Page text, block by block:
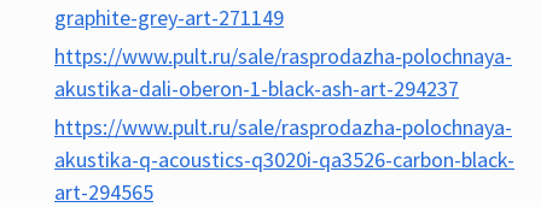
graphite-grey-art-271149
https://www.pult.ru/sale/rasprodazha-polochnaya-
akustika-dali-oberon-1-black-ash-art-294237
https://www.pult.ru/sale/rasprodazha-polochnaya-
akustika-q-acoustics-q3020i-qa3526-carbon-black-
art-294565